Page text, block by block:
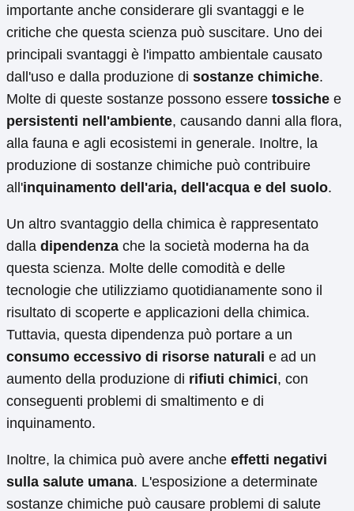
importante anche considerare gli svantaggi e le
critiche che questa scienza può suscitare. Uno dei
principali svantaggi è l'impatto ambientale causato
dall'uso e dalla produzione di sostanze chimiche.
Molte di queste sostanze possono essere tossiche e
persistenti nell'ambiente, causando danni alla flora,
alla fauna e agli ecosistemi in generale. Inoltre, la
produzione di sostanze chimiche può contribuire
all'inquinamento dell'aria, dell'acqua e del suolo.
Un altro svantaggio della chimica è rappresentato
dalla dipendenza che la società moderna ha da
questa scienza. Molte delle comodità e delle
tecnologie che utilizziamo quotidianamente sono il
risultato di scoperte e applicazioni della chimica.
Tuttavia, questa dipendenza può portare a un
consumo eccessivo di risorse naturali e ad un
aumento della produzione di rifiuti chimici, con
conseguenti problemi di smaltimento e di
inquinamento.
Inoltre, la chimica può avere anche effetti negativi
sulla salute umana. L'esposizione a determinate
sostanze chimiche può causare problemi di salute